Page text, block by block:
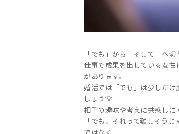
「でも」から「そして」へ切
仕事で成果を出している女
があります。
婚活では「でも」は少しだ
しょう💡
相手の趣味や考えに共感しに
「でも、それって難しそうじ